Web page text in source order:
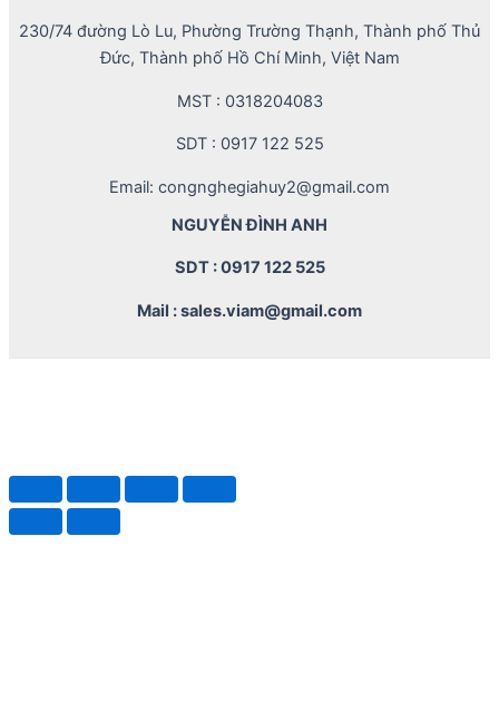
230/74 đường Lò Lu, Phường Trường Thạnh, Thành phố Thủ
Đức, Thành phố Hồ Chí Minh, Việt Nam
MST : 0318204083
SDT : 0917 122 525
Email: congnghegiahuy2@gmail.com
NGUYỄN ĐÌNH ANH
SDT : 0917 122 525
Mail : sales.viam@gmail.com